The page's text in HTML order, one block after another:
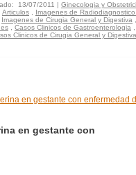
13/07/2011 | Ginecologia y
Articulos
Imagenes de
Imagenes de Cirugia General y Digestiva
Casos Clinicos de Gastroenterologia
Clinicos de Cirugia General y Digestiva
en gestante con enfermedad
en gestante con